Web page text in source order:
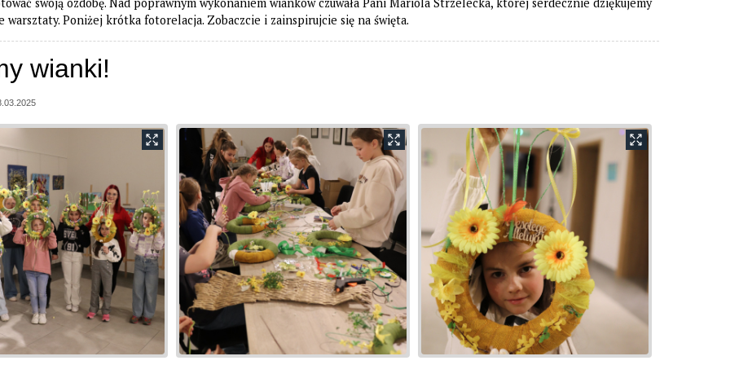
2026
2027
swoją ozdobę. Nad poprawnym wykonaniem wianków czuwała Pani Mariola Strzelecka, której serdecznie dziękujemy
warsztaty. Poniżej krótka fotorelacja. Zobaczcie i zainspirujcie się na święta.
wianki!